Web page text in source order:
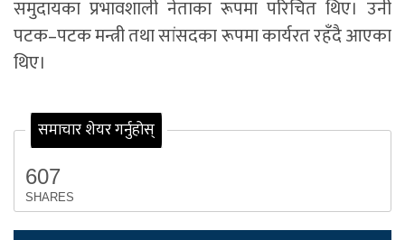
समुदायका प्रभावशाली नेताका रूपमा परिचित थिए। उनी
पटक–पटक मन्त्री तथा सांसदका रूपमा कार्यरत रहँदै आएका
थिए।
समाचार शेयर गर्नुहोस्
607
SHARES